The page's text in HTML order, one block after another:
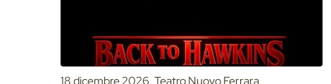
18 dicembre 2026, Teatro Nuovo Ferrara